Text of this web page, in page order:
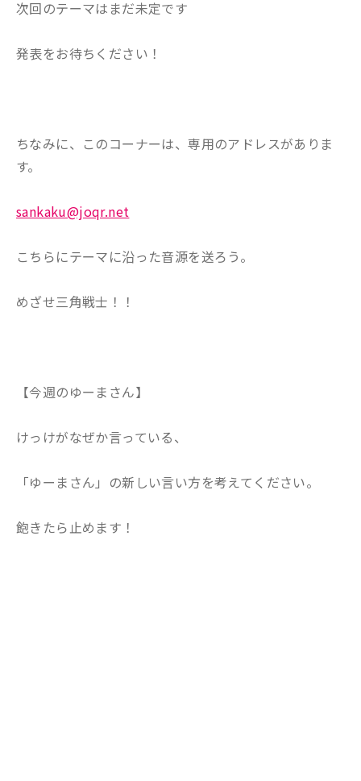
次回のテーマはまだ未定です
発表をお待ちください！
ちなみに、このコーナーは、専用のアドレスがありま
す。
sankaku@joqr.net
こちらにテーマに沿った音源を送ろう。
めざせ三角戦士！！
【今週のゆーまさん】
けっけがなぜか言っている、
「ゆーまさん」の新しい言い方を考えてください。
飽きたら止めます！